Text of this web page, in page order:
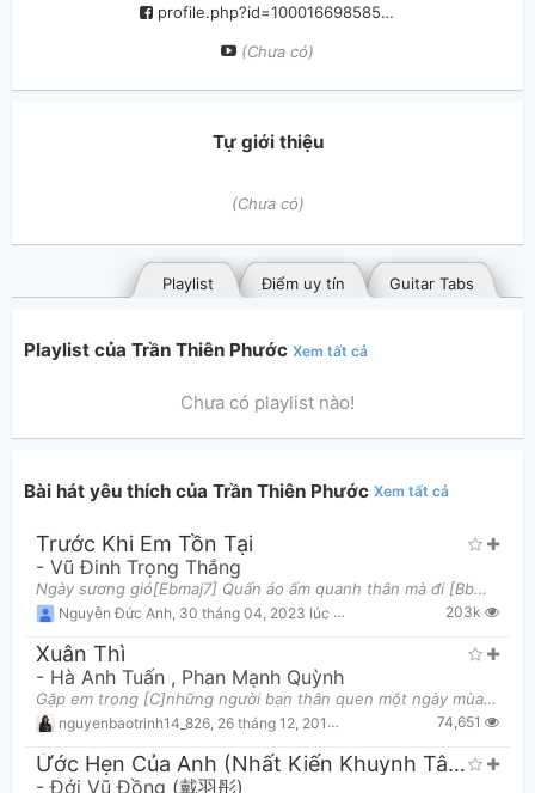
profile.php?id=100016698585874
(Chưa có)
Tự giới thiệu
(Chưa có)
Guitar Tabs
Điểm uy tín
Playlist
Bài hát yêu thích
Bài hát đã đăng
Thông tin chung
Playlist của Trần Thiên Phước Xem tất cả
Chưa có playlist nào!
Bài hát yêu thích của Trần Thiên Phước Xem tất cả
Trước Khi Em Tồn Tại
- Vũ Đinh Trọng Thắng
Ngày sương gió[Ebmaj7] Quấn áo ấm quanh thân mà đi [Bbmaj7] mấy lúc lái xe hay thầm nghĩ [Cm7] “l
Nguyễn Đức Anh 30 tháng 04, 2023 lúc 09:04pm 203k
Xuân Thì
- Hà Anh Tuấn , Phan Mạnh Quỳnh
Gặp em trong [C]những người bạn thân quen một ngày mùa [G]đông Nhiều năm xa [Am]cách kể từ lúc ấy c
nguyenbaotrinh14_826, 26 tháng 12, 2018 lúc 09:01pm 74,651
Ứớc Hẹn Của Anh (Nhất Kiến Khuynh Tâm OST)
-Đới Vũ Đồng (戴羽彤)